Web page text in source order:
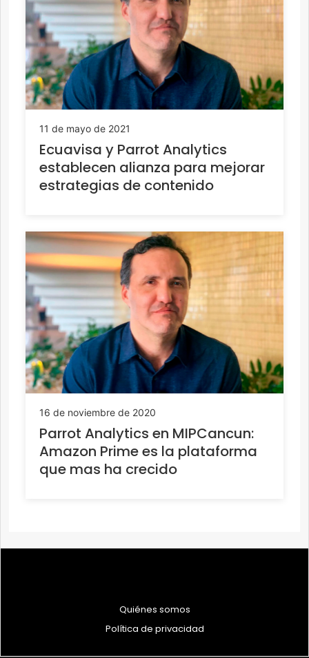
11 de mayo de 2021
Ecuavisa y Parrot Analytics
establecen alianza para mejorar
estrategias de contenido
16 de noviembre de 2020
Parrot Analytics en MIPCancun:
Amazon Prime es la plataforma
que mas ha crecido
Quiénes somos
Política de privacidad